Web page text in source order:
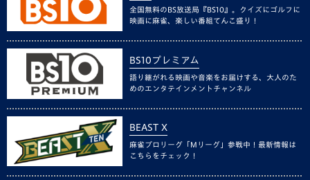
全国無料のBS放送局『BS10』。クイズにゴルフに
映画に麻雀、楽しい番組てんこ盛り！
BS10プレミアム
語り継がれる映画や音楽をお届けする、大人のた
めのエンタテインメントチャンネル
BEAST X
麻雀プロリーグ「Mリーグ」参戦中！最新情報は
こちらをチェック！